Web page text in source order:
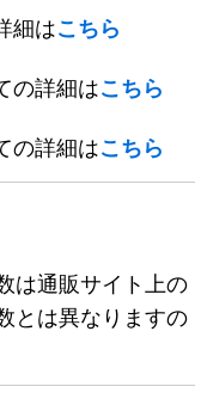
細はこちら
の詳細はこちら
の詳細はこちら
は通販サイト上の
とは異なりますの